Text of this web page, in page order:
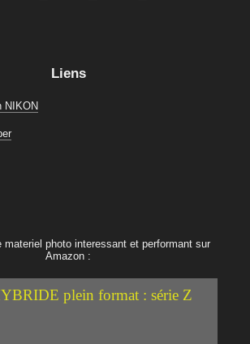
Liens
NIKON
materiel photo interessant et performant sur
Amazon :
plein format : série Z